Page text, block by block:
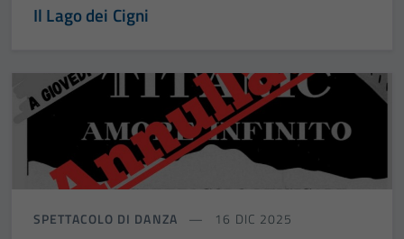
Il Lago dei Cigni
SPETTACOLO DI DANZA 16 DIC 2025